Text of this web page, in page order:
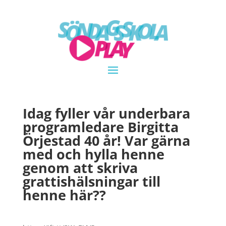
Idag fyller vår underbara
programledare Birgitta
Örjestad 40 år! Var gärna
med och hylla henne
genom att skriva
grattishälsningar till
henne här??